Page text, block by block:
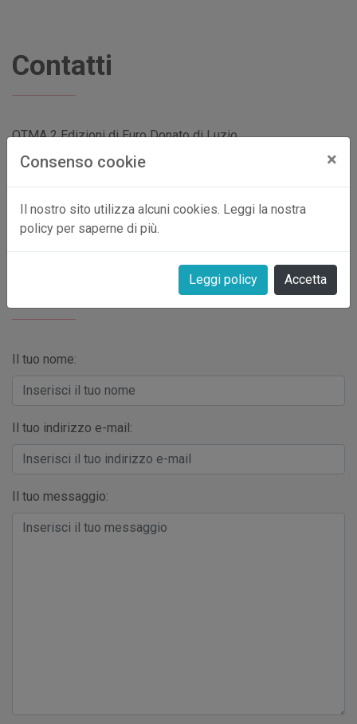
Consenso cookie ×
Il nostro sito utilizza alcuni cookies. Leggi la nostra
policy per saperne di più.
Leggi policy Accetta
Contatti
OTMA 2 Edizioni di Euro Donato di Luzio
Via Cesare Cesariano 6
3518443882
Inviaci un messaggio
Il tuo nome:
Il tuo indirizzo e-mail:
Il tuo messaggio: